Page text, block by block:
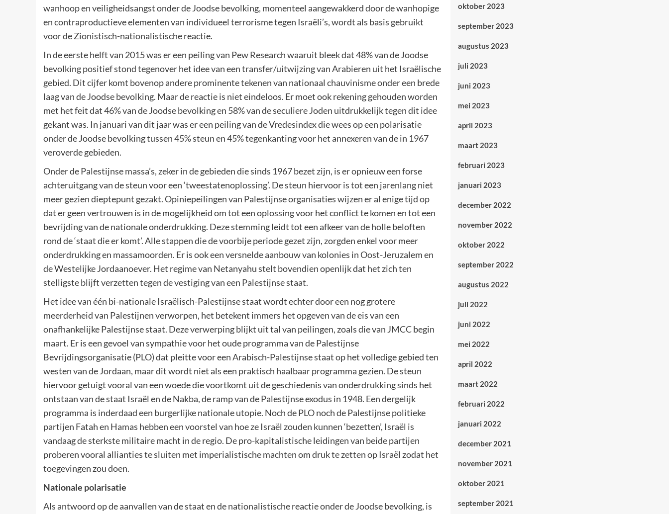
wanhoop en veiligheidsangst onder de Joodse bevolking, momenteel aangewakkerd door de wanhopige
en contraproductieve elementen van individueel terrorisme tegen Israëli’s, wordt als basis gebruikt
voor de Zionistisch-nationalistische reactie.
In de eerste helft van 2015 was er een peiling van Pew Research waaruit bleek dat 48% van de Joodse
bevolking positief stond tegenover het idee van een transfer/uitwijzing van Arabieren uit het Israëlische
gebied. Dit cijfer komt bovenop andere prominente tekenen van nationaal chauvinisme onder een brede
laag van de Joodse bevolking. Maar de reactie is niet eindeloos. Er moet ook rekening gehouden worden
met het feit dat 46% van de Joodse bevolking en 58% van de seculiere Joden uitdrukkelijk tegen dit idee
gekant was. In januari van dit jaar was er een peiling van de Vredesindex die wees op een polarisatie
onder de Joodse bevolking tussen 45% steun en 45% tegenkanting voor het annexeren van de in 1967
veroverde gebieden.
Onder de Palestijnse massa’s, zeker in de gebieden die sinds 1967 bezet zijn, is er opnieuw een forse
achteruitgang van de steun voor een ‘tweestatenoplossing’. De steun hiervoor is tot een jarenlang niet
meer gezien dieptepunt gezakt. Opiniepeilingen van Palestijnse organisaties wijzen er al enige tijd op
dat er geen vertrouwen is in de mogelijkheid om tot een oplossing voor het conflict te komen en tot een
bevrijding van de nationale onderdrukking. Deze stemming leidt tot een afkeer van de holle beloften
rond de ‘staat die er komt’. Alle stappen die de voorbije periode gezet zijn, zorgden enkel voor meer
onderdrukking en massamoorden. Er is ook een versnelde aanbouw van kolonies in Oost-Jeruzalem en
de Westelijke Jordaanoever. Het regime van Netanyahu stelt bovendien openlijk dat het zich ten
stelligste blijft verzetten tegen de vestiging van een Palestijnse staat.
Het idee van één bi-nationale Israëlisch-Palestijnse staat wordt echter door een nog grotere
meerderheid van Palestijnen verworpen, het betekent immers het opgeven van de eis van een
onafhankelijke Palestijnse staat. Deze verwerping blijkt uit tal van peilingen, zoals die van JMCC begin
maart. Er is een gevoel van sympathie voor het oude programma van de Palestijnse
Bevrijdingsorganisatie (PLO) dat pleitte voor een Arabisch-Palestijnse staat op het volledige gebied ten
westen van de Jordaan, maar dit wordt niet als een praktisch haalbaar programma gezien. De steun
hiervoor getuigt vooral van een woede die voortkomt uit de geschiedenis van onderdrukking sinds het
ontstaan van de staat Israël en de Nakba, de ramp van de Palestijnse exodus in 1948. Een dergelijk
programma is inderdaad een burgerlijke nationale utopie. Noch de PLO noch de Palestijnse politieke
partijen Fatah en Hamas hebben een voorstel van hoe ze Israël zouden kunnen ‘bezetten’, Israël is
vandaag de sterkste militaire macht in de regio. De pro-kapitalistische leidingen van beide partijen
proberen vooral allianties te sluiten met imperialistische machten om druk te zetten op Israël zodat het
toegevingen zou doen.
Nationale polarisatie
Als antwoord op de aanvallen van de staat en de nationalistische reactie onder de Joodse bevolking, is
oktober 2023
september 2023
augustus 2023
juli 2023
juni 2023
mei 2023
april 2023
maart 2023
februari 2023
januari 2023
december 2022
november 2022
oktober 2022
september 2022
augustus 2022
juli 2022
juni 2022
mei 2022
april 2022
maart 2022
februari 2022
januari 2022
december 2021
november 2021
oktober 2021
september 2021